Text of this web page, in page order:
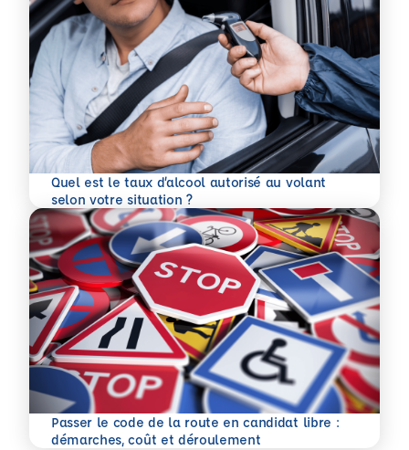
Quel est le taux d’alcool autorisé au volant
selon votre situation ?
En savoir plus
Passer le code de la route en candidat libre :
démarches, coût et déroulement
En savoir plus